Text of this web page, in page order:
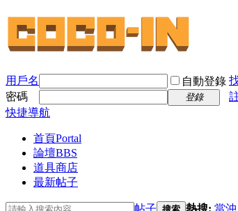
用戶名 自動登錄
密碼
登錄
快捷導航
首頁Portal
論壇BBS
道具商店
最新帖子
帖子 熱搜: 當沖